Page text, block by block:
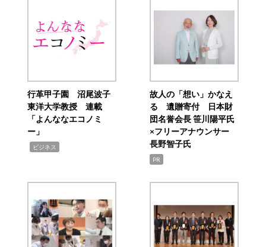
行革甲子園 沼尾波子
東洋大学教授 連載
「よんななエコノミ
ー」
ビジネス
故人の「想い」かなえ
る 遺贈寄付 日本財
団名誉会長 笹川陽平氏
×フリーアナウンサー
長野智子氏
PR